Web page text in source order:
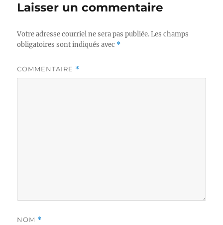
Laisser un commentaire
Votre adresse courriel ne sera pas publiée. Les champs
obligatoires sont indiqués avec *
COMMENTAIRE *
NOM *